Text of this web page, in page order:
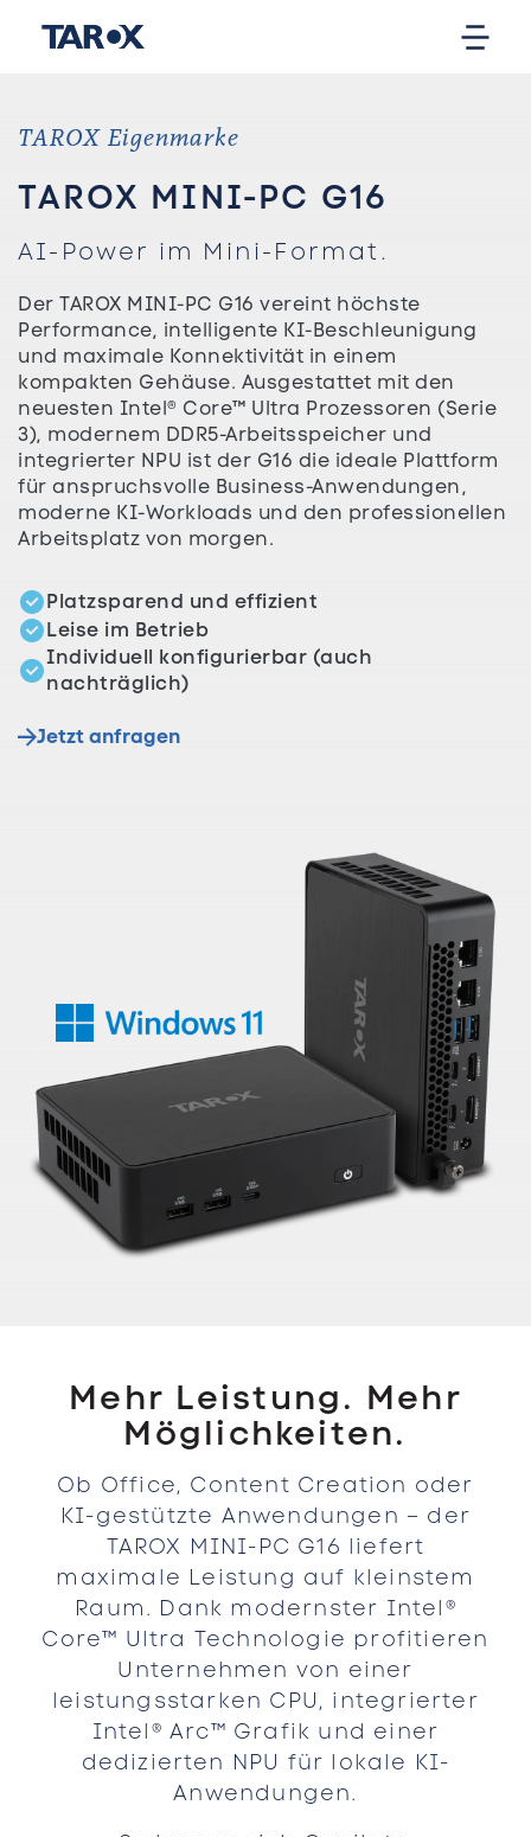
TAROX Eigenmarke
TAROX MINI-PC G16
AI-Power im Mini-Format.
Der TAROX MINI-PC G16 vereint höchste
Performance, intelligente KI-Beschleunigung
und maximale Konnektivität in einem
kompakten Gehäuse. Ausgestattet mit den
neuesten Intel® Core™ Ultra Prozessoren (Serie
3), modernem DDR5-Arbeitsspeicher und
integrierter NPU ist der G16 die ideale Plattform
für anspruchsvolle Business-Anwendungen,
moderne KI-Workloads und den professionellen
Arbeitsplatz von morgen.
Platzsparend und effizient
Leise im Betrieb
Individuell konfigurierbar (auch
nachträglich)
Jetzt anfragen
Mehr Leistung. Mehr
Möglichkeiten.
Ob Office, Content Creation oder
KI-gestützte Anwendungen – der
TAROX MINI-PC G16 liefert
maximale Leistung auf kleinstem
Raum. Dank modernster Intel®
Core™ Ultra Technologie profitieren
Unternehmen von einer
leistungsstarken CPU, integrierter
Intel® Arc™ Grafik und einer
dedizierten NPU für lokale KI-
Anwendungen.